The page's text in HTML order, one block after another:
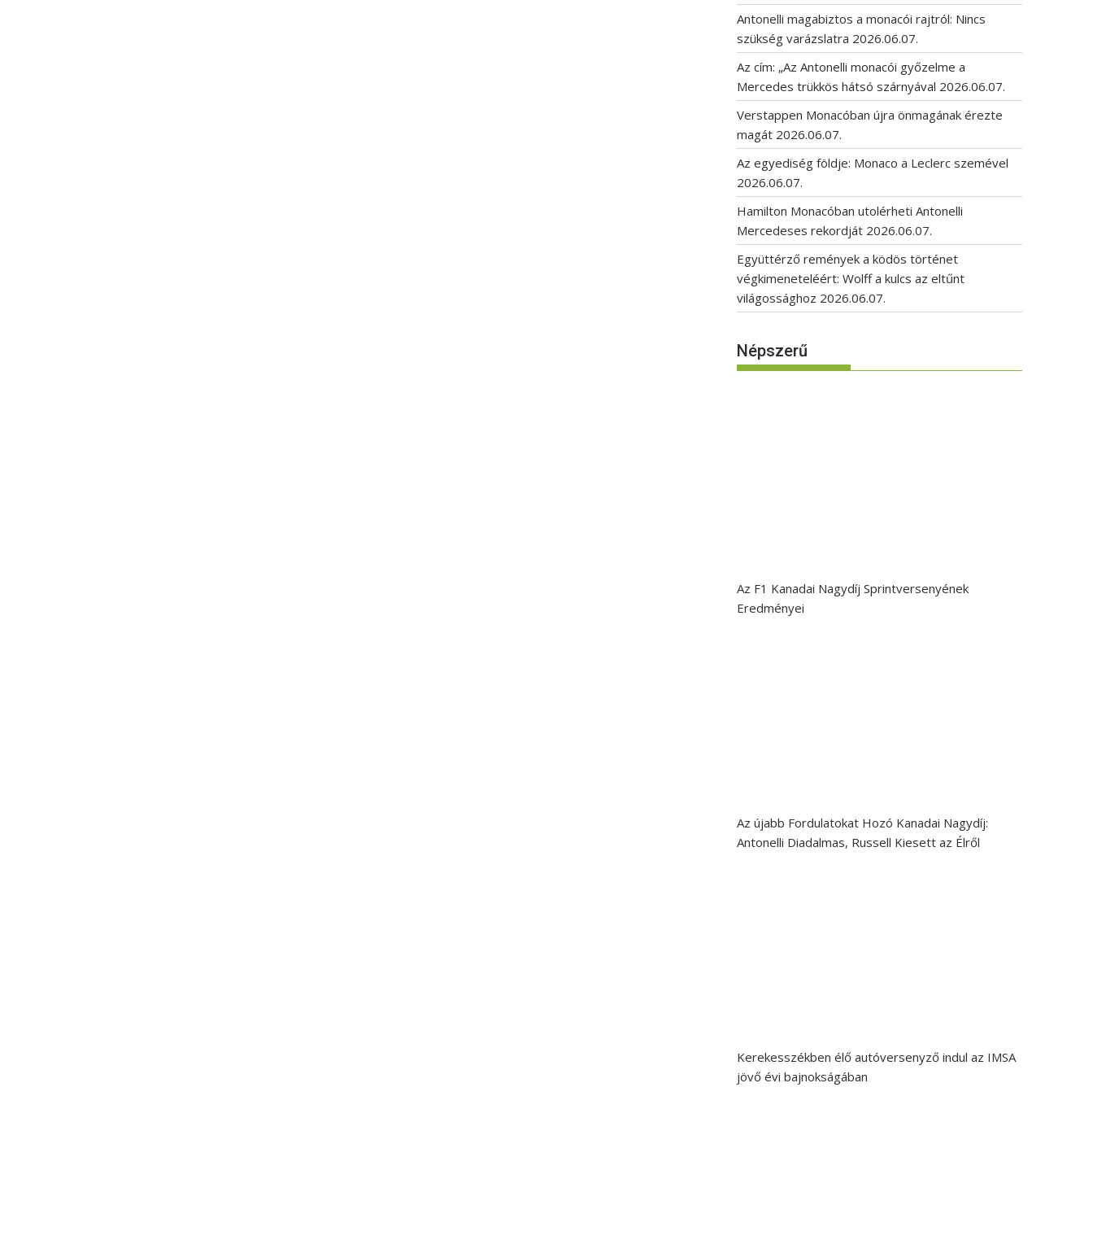
Antonelli magabiztos a monacói rajtról: Nincs
szükség varázslatra 2026.06.07.
Az cím: „Az Antonelli monacói győzelme a
Mercedes trükkös hátsó szárnyával 2026.06.07.
Verstappen Monacóban újra önmagának érezte
magát 2026.06.07.
Az egyediség földje: Monaco a Leclerc szemével
2026.06.07.
Hamilton Monacóban utolérheti Antonelli
Mercedeses rekordját 2026.06.07.
Együttérző remények a ködös történet
végkimeneteléért: Wolff a kulcs az eltűnt
világossághoz 2026.06.07.
Népszerű
Az F1 Kanadai Nagydíj Sprintversenyének
Eredményei
Az újabb Fordulatokat Hozó Kanadai Nagydíj:
Antonelli Diadalmas, Russell Kiesett az Élről
Kerekesszékben élő autóversenyző indul az IMSA
jövő évi bajnokságában